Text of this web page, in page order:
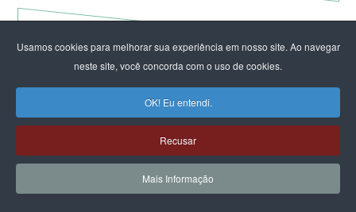
Usamos cookies para melhorar sua experiência em nosso site. Ao navegar
neste site, você concorda com o uso de cookies.
OK! Eu entendi.
Recusar
Mais Informação